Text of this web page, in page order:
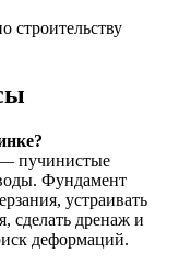
строительству
пучинистые
Фундамент
устраивать
сделать дренаж и
деформаций.